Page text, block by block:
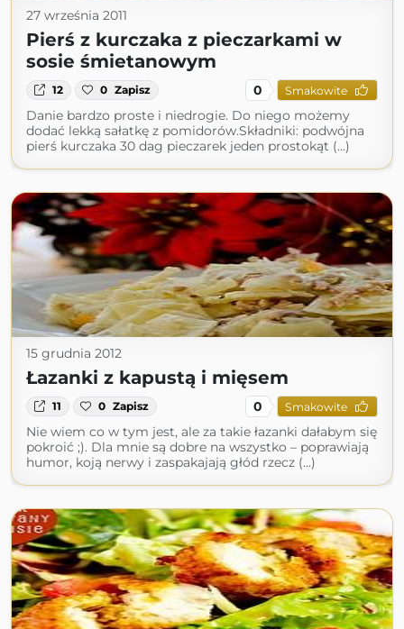
27 września 2011
Pierś z kurczaka z pieczarkami w
sosie śmietanowym
12 0 Zapisz 0 Smakowite
Danie bardzo proste i niedrogie. Do niego możemy
dodać lekką sałatkę z pomidorów.Składniki: podwójna
pierś kurczaka 30 dag pieczarek jeden prostokąt (...)
15 grudnia 2012
Łazanki z kapustą i mięsem
11 0 Zapisz 0 Smakowite
Nie wiem co w tym jest, ale za takie łazanki dałabym się
pokroić ;). Dla mnie są dobre na wszystko – poprawiają
humor, koją nerwy i zaspakajają głód rzecz (...)